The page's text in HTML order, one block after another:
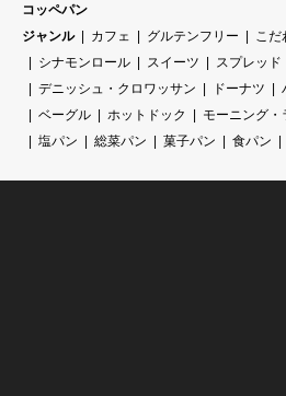
コッペパン
ジャンル
カフェ グルテンフリー こだ
シナモンロール
スイーツ スプレッド
デニッシュ・クロワッサン
ドーナツ
ベーグル
ホットドック モーニング・
塩パン
総菜パン 菓子パン 食パン